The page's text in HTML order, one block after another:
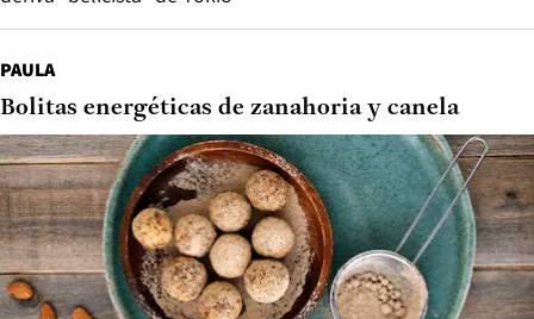
PAULA
Bolitas energéticas de zanahoria y canela